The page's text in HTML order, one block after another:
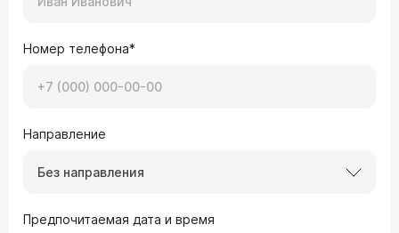
Номер телефона*
Направление
Без направления
Предпочитаемая дата и время